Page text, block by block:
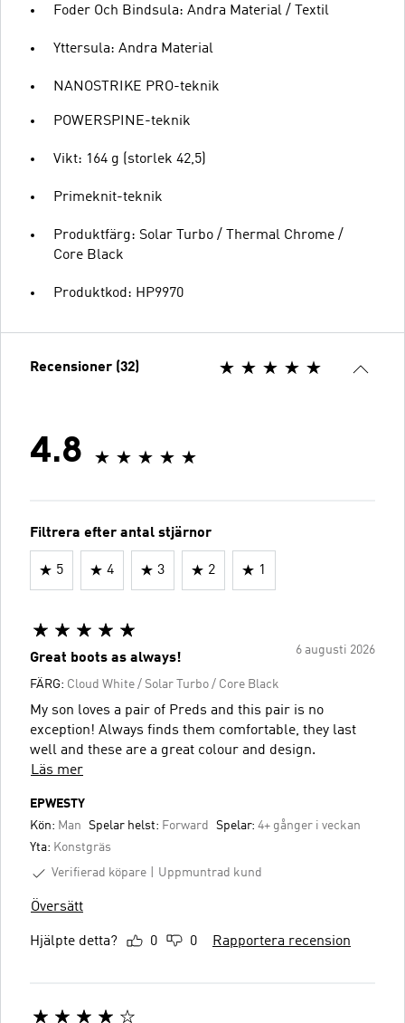
Foder Och Bindsula: Andra Material / Textil
Yttersula: Andra Material
NANOSTRIKE PRO-teknik
POWERSPINE-teknik
Vikt: 164 g (storlek 42,5)
Primeknit-teknik
Produktfärg: Solar Turbo / Thermal Chrome /
Core Black
Produktkod: HP9970
Recensioner (32)
4.8
Filtrera efter antal stjärnor
5 4 3 2 1
6 augusti 2026
Great boots as always!
FÄRG: Cloud White / Solar Turbo / Core Black
My son loves a pair of Preds and this pair is no
exception! Always finds them comfortable, they last
well and these are a great colour and design.
Läs mer
EPWESTY
Kön: Man Spelar helst: Forward Spelar: 4+ gånger i veckan
Yta: Konstgräs
Verifierad köpare
Uppmuntrad kund
Översätt
Hjälpte detta? 0 0 Rapportera recension